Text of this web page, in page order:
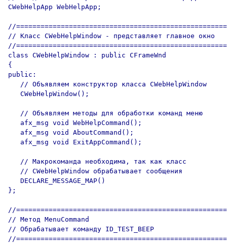
CWebHelpApp WebHelpApp;
//
// Класс CWebHelpWindow - представляет главное окно
//
class CWebHelpWindow : public CFrameWnd
{
public:
   // Объявляем конструктор класса CWebHelpWindow
   CWebHelpWindow();
   // Объявляем методы для обработки команд меню
   afx_msg void WebHelpCommand();
   afx_msg void AboutCommand();
   afx_msg void ExitAppCommand();
   // Макрокоманда необходима, так как класс
   // CWebHelpWindow обрабатывает сообщения
   DECLARE_MESSAGE_MAP()
};
//
// Метод MenuCommand
// Обрабатывает команду ID_TEST_BEEP
//